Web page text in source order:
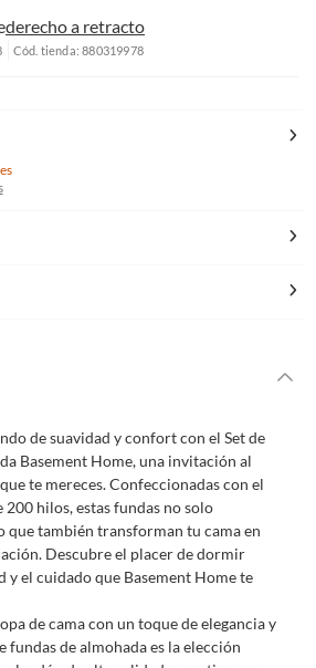
derecho a retracto
Cód. tienda: 880319978
de suavidad y confort con el Set de
Basement Home, una invitación al
te mereces. Confeccionadas con el
200 hilos, estas fundas no solo
que también transforman tu cama en
Descubre el placer de dormir
y el cuidado que Basement Home te
de cama con un toque de elegancia y
fundas de almohada es la elección